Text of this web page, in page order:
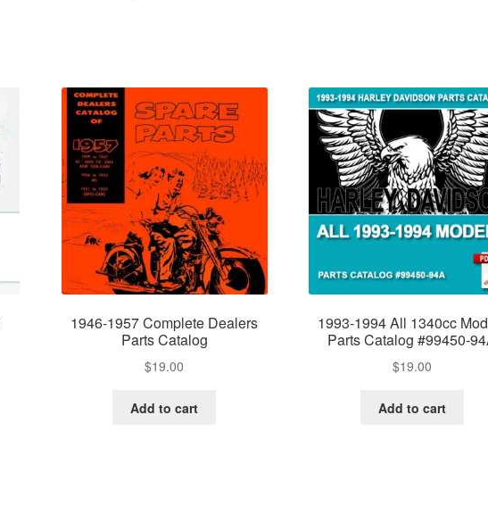
1946-1957 Complete Dealers
Parts Catalog
$19.00
Add to cart
1993-1994 All 1340cc
Parts Catalog #99450-
$19.00
Add to cart